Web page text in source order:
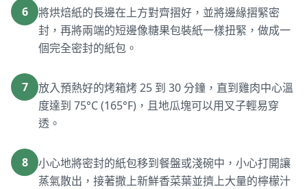
6
將烘焙紙的長邊在上方對齊摺好，並將邊緣摺緊密
封，再將兩端的短邊像糖果包裝紙一樣扭緊，做成一
個完全密封的紙包。
7
放入預熱好的烤箱烤 25 到 30 分鐘，直到雞肉中心溫
度達到 75°C (165°F)，且地瓜塊可以用叉子輕易穿
透。
8
小心地將密封的紙包移到餐盤或淺碗中，小心打開讓
蒸氣散出，接著撒上新鮮香菜葉並擠上大量的檸檬汁